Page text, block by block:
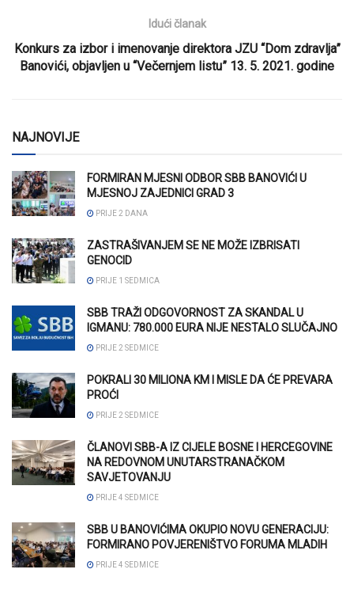
Idući članak
Konkurs za izbor i imenovanje direktora JZU “Dom zdravlja”
Banovići, objavljen u “Večernjem listu” 13. 5. 2021. godine
NAJNOVIJE
FORMIRAN MJESNI ODBOR SBB BANOVIĆI U
MJESNOJ ZAJEDNICI GRAD 3
PRIJE 2 DANA
ZASTRAŠIVANJEM SE NE MOŽE IZBRISATI
GENOCID
PRIJE 1 SEDMICA
SBB TRAŽI ODGOVORNOST ZA SKANDAL U
IGMANU: 780.000 EURA NIJE NESTALO SLUČAJNO
PRIJE 2 SEDMICE
POKRALI 30 MILIONA KM I MISLE DA ĆE PREVARA
PROĆI
PRIJE 2 SEDMICE
ČLANOVI SBB-A IZ CIJELE BOSNE I HERCEGOVINE
NA REDOVNOM UNUTARSTRANAČKOM
SAVJETOVANJU
PRIJE 4 SEDMICE
SBB U BANOVIĆIMA OKUPIO NOVU GENERACIJU:
FORMIRANO POVJERENIŠTVO FORUMA MLADIH
PRIJE 4 SEDMICE